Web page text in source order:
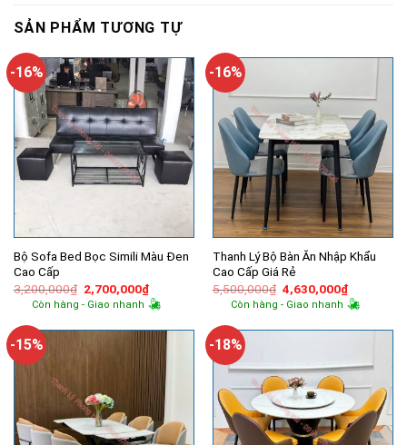
SẢN PHẨM TƯƠNG TỰ
-16%
Bộ Sofa Bed Bọc Simili Màu Đen
Cao Cấp
3,200,000₫ Giá
gốc
là:
2,700,000₫Giá
hiện
tại
2,700,000₫.
Còn hàng - Giao nhanh
-16%
Thanh Lý Bộ Bàn Ăn Nhập Khẩu
Cao Cấp Giá Rẻ
5,500,000₫ Giá
gốc
là:
4,630,000₫Giá
hiện
tại
Còn hàng - Giao nhanh
-15% -18%